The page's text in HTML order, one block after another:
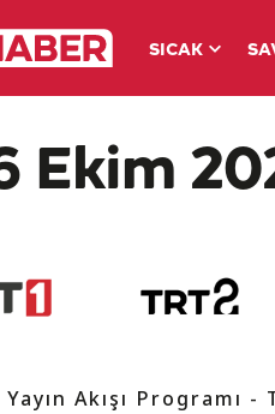
SICAK
Ekim
Yayın Akışı Programı